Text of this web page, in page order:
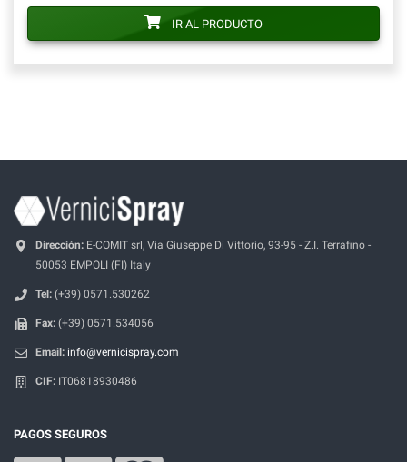
IR AL PRODUCTO
Dirección: E-COMIT srl, Via Giuseppe Di Vittorio, 93-95 - Z.I. Terrafino -
50053 EMPOLI (FI) Italy
Tel: (+39) 0571.530262
Fax: (+39) 0571.534056
Email: info@vernicispray.com
CIF: IT06818930486
PAGOS SEGUROS